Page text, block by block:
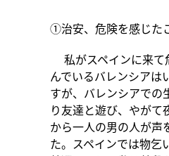
①治安、危険を感じた
私がスペインに来て
んでいるバレンシアは
すが、バレンシアでの
り友達と遊び、やが
から一人の男の人が声
た。スペインでは物乞